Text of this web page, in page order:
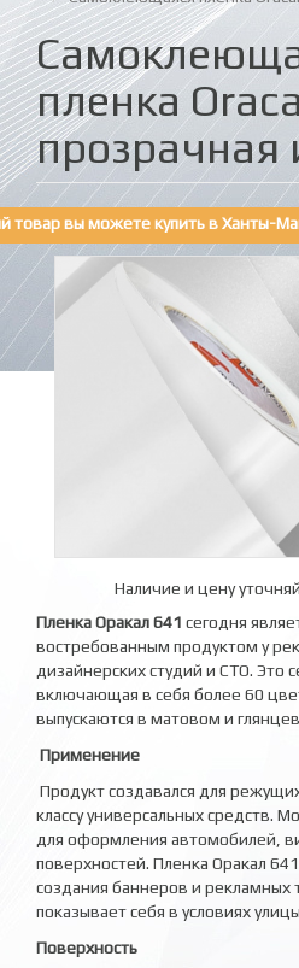
пленка
прозрачная
товар вы можете купить в Ханты-
Наличие и цену
Пленка Оракал 641 сегодня
востребованным продуктом у
дизайнерских студий и СТО. Это
включающая в себя более 60
выпускаются в матовом и
Применение
Продукт создавался для
классу универсальных средств.
для оформления автомобилей,
поверхностей. Пленка Оракал
создания баннеров и рекламных
показывает себя в условиях
Поверхность